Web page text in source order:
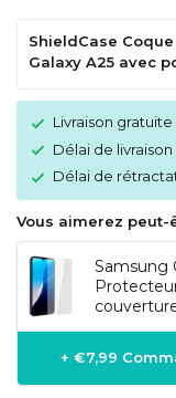
ShieldCase
Galaxy A25 avec
Livraison gratuite
Délai de
Délai de
Vous aimerez peut-
Samsung
+ €7,99